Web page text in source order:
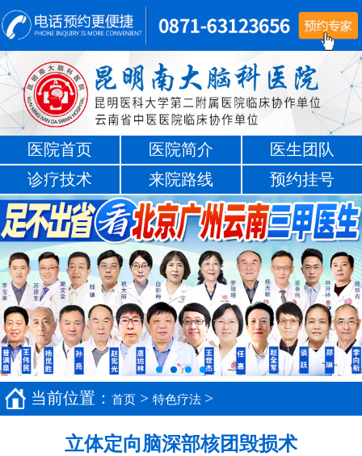
医院首页 医院简介
医生团队
诊疗技术
来院路线 预约挂号
当前位置：首页 >特色疗法 >
立体定向脑深部核团毁损术